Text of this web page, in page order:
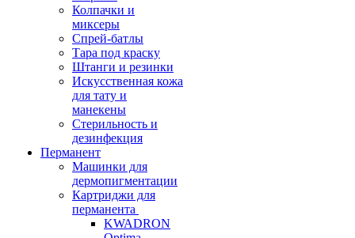
Колпачки и
миксеры
Спрей-батлы
Тара под краску
Штанги и резинки
Искусственная кожа
для тату и
манекены
Стерильность и
дезинфекция
Перманент
Машинки для
дермопигментации
Картриджи для
перманента
KWADRON